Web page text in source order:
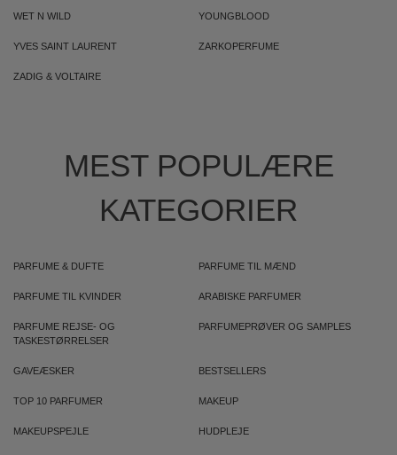
WET N WILD YOUNGBLOOD
YVES SAINT LAURENT ZARKOPERFUME
ZADIG & VOLTAIRE
MEST POPULÆRE
KATEGORIER
PARFUME & DUFTE PARFUME TIL MÆND
PARFUME TIL KVINDER ARABISKE PARFUMER
PARFUME REJSE- OG
TASKESTØRRELSER
PARFUMEPRØVER OG SAMPLES
GAVEÆSKER BESTSELLERS
TOP 10 PARFUMER MAKEUP
MAKEUPSPEJLE HUDPLEJE